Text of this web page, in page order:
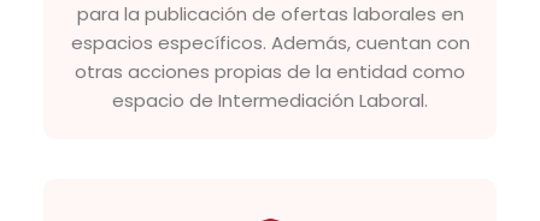
para la publicación de ofertas laborales en
espacios específicos. Además, cuentan con
otras acciones propias de la entidad como
espacio de Intermediación Laboral.